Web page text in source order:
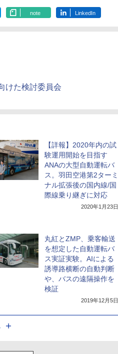
note LinkedIn
けた検討委員会
【詳報】2020年内の試
験運用開始を目指す
ANAの大型自動運転バ
ス。羽田空港第2ターミ
ナル拡張後の国内線/国
際線乗り継ぎに対応
2020年1月23日
丸紅とZMP、乗客輸送
を想定した自動運転バ
ス実証実験。AIによる
誘導路横断の自動判断
や、バスの遠隔操作を
検証
2019年12月5日